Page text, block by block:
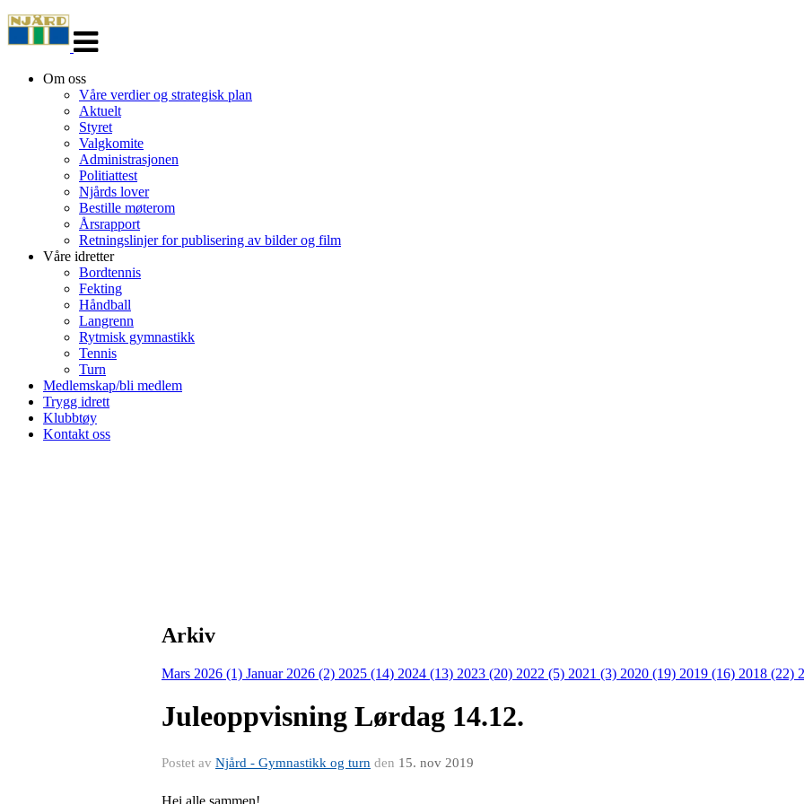
navigasjon
Om oss
Våre verdier og strategisk plan
Aktuelt
Styret
Valgkomite
Administrasjonen
Politiattest
Njårds lover
Bestille møterom
Årsrapport
Retningslinjer for publisering av bilder og film
Våre idretter
Bordtennis
Fekting
Håndball
Langrenn
Rytmisk gymnastikk
Tennis
Turn
Medlemskap/bli medlem
Trygg idrett
Klubbtøy
Kontakt oss
Arkiv
Mars 2026 (1) Januar 2026 (2) 2025 (14) 2024 (13) 2023 (20) 2022 (5) 2021 (3) 2020 (19) 2019 (16) 2018 (22)
Juleoppvisning Lørdag 14.12.
Postet av Njård - Gymnastikk og turn den 15. nov 2019
Hei alle sammen!